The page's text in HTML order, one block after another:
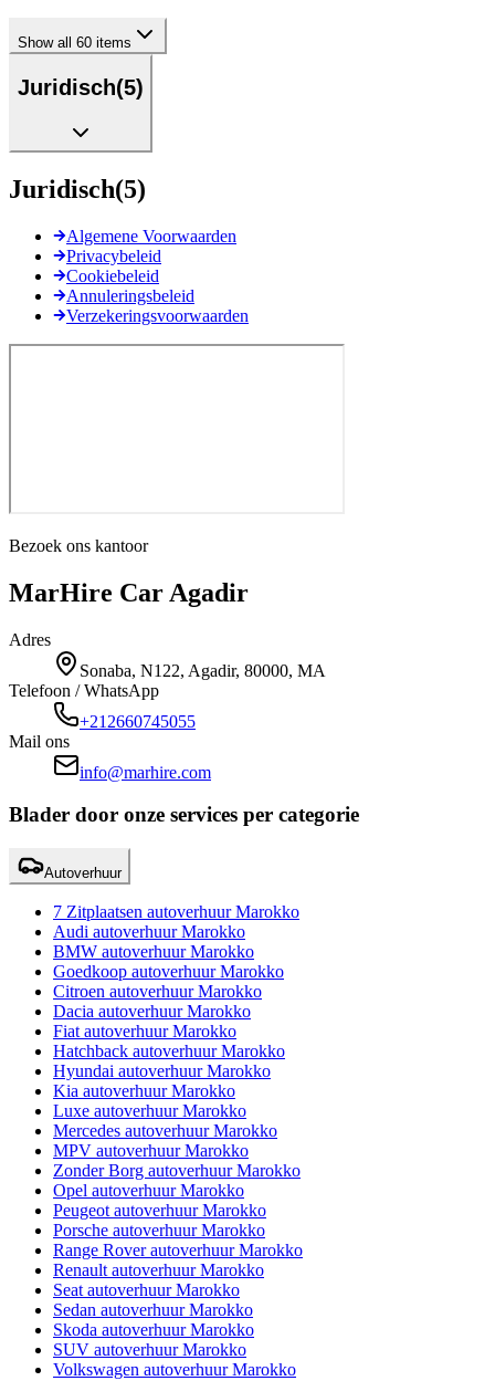
Show all 60 items
Juridisch(5)
Juridisch(5)
Algemene Voorwaarden
Privacybeleid
Cookiebeleid
Annuleringsbeleid
Verzekeringsvoorwaarden
Bezoek ons kantoor
MarHire Car Agadir
Adres
Sonaba, N122, Agadir, 80000, MA
Telefoon / WhatsApp
+212660745055
Mail ons
info@marhire.com
Blader door onze services per categorie
Autoverhuur
7 Zitplaatsen autoverhuur Marokko
Audi autoverhuur Marokko
BMW autoverhuur Marokko
Goedkoop autoverhuur Marokko
Citroen autoverhuur Marokko
Dacia autoverhuur Marokko
Fiat autoverhuur Marokko
Hatchback autoverhuur Marokko
Hyundai autoverhuur Marokko
Kia autoverhuur Marokko
Luxe autoverhuur Marokko
Mercedes autoverhuur Marokko
MPV autoverhuur Marokko
Zonder Borg autoverhuur Marokko
Opel autoverhuur Marokko
Peugeot autoverhuur Marokko
Porsche autoverhuur Marokko
Range Rover autoverhuur Marokko
Renault autoverhuur Marokko
Seat autoverhuur Marokko
Sedan autoverhuur Marokko
Skoda autoverhuur Marokko
SUV autoverhuur Marokko
Volkswagen autoverhuur Marokko